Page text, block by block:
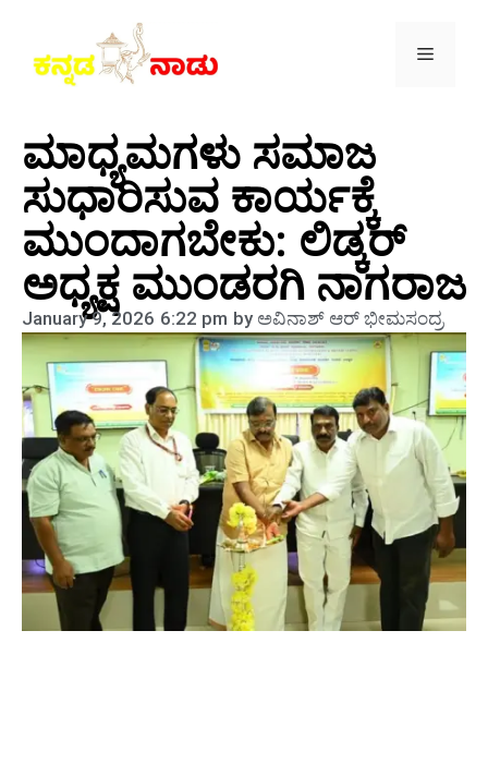
ಮಾಧ್ಯಮಗಳು ಸಮಾಜ
ಸುಧಾರಿಸುವ ಕಾರ್ಯಕ್ಕೆ
ಮುಂದಾಗಬೇಕು: ಲಿಡ್ಕರ್
ಅಧ್ಯಕ್ಷ ಮುಂಡರಗಿ ನಾಗರಾಜ
January 9, 2026 6:22 pm byಅವಿನಾಶ್‌ ಆರ್‌ ಭೀಮಸಂದ್ರ